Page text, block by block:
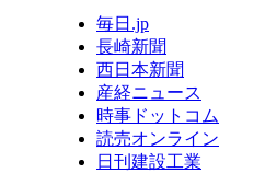
毎日.jp
長崎新聞
西日本新聞
産経ニュース
時事ドットコム
読売オンライン
日刊建設工業